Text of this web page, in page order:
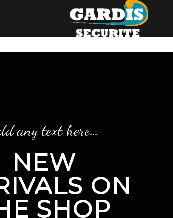
any text here…
NEW
ON
SHOP